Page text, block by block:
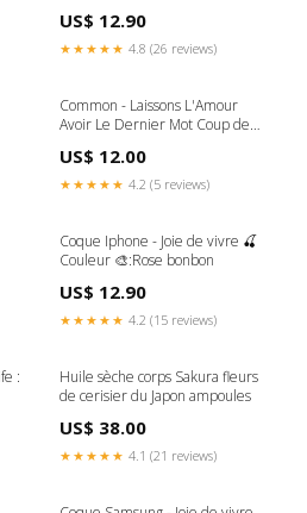
US$ 12.90
★★★★★ 4.8 (26 reviews)
Common - Laissons L'Amour
Avoir Le Dernier Mot Coup de
US$ 12.00
★★★★★ 4.2 (5 reviews)
Coque Iphone - Joie de vivre 🍒
Couleur 🎨:Rose bonbon
US$ 12.90
★★★★★ 4.2 (15 reviews)
:
Huile sèche corps Sakura fleurs
de cerisier du Japon ampoules
US$ 38.00
★★★★★ 4.1 (21 reviews)